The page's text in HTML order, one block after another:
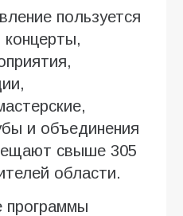
пользуется
и объединения
свыше 305
области.
программы